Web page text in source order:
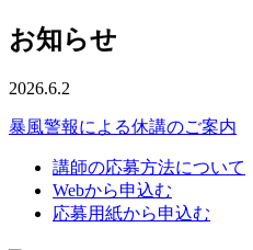
お知らせ
2026.6.2
暴風警報による休講のご案内
講師の応募方法について
Webから申込む
応募用紙から申込む